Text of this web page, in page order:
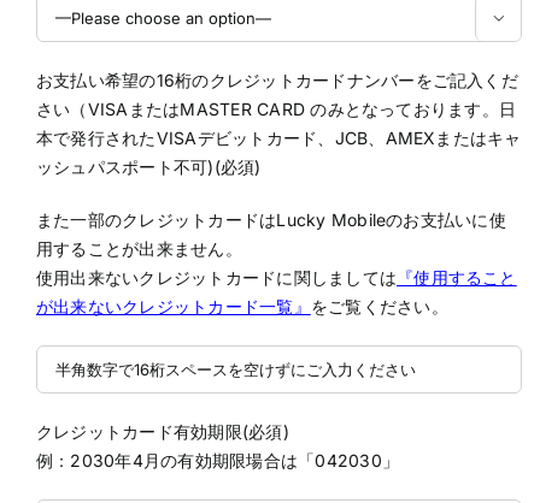

お支払い希望の16桁のクレジットカードナンバーをご記入くだ
さい（VISAまたはMASTER CARD のみとなっております。日
本で発行されたVISAデビットカード、JCB、AMEXまたはキャ
ッシュパスポート不可)(必須)
また一部のクレジットカードはLucky Mobileのお支払いに使
用することが出来ません。
使用出来ないクレジットカードに関しましては 『使用すること
が出来ないクレジットカード一覧』 をご覧ください。
クレジットカード有効期限(必須)
例：2030年4月の有効期限場合は「042030」